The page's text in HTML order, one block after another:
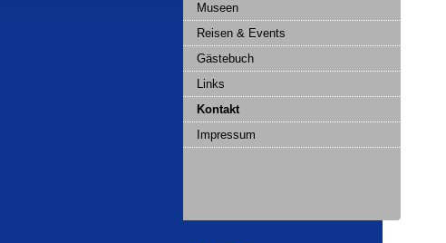
Museen
Reisen & Events
Gästebuch
Links
Kontakt
Impressum